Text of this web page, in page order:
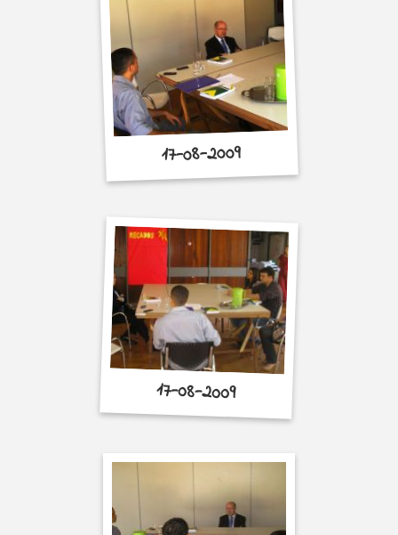
17-08-2009
17-08-2009